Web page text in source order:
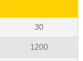
30
1200